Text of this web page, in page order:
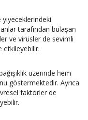
tarafından bulaşan
ve virüsler de sevimli
etkileyebilir.
üzerinde hem
göstermektedir. Ayrıca
faktörler de